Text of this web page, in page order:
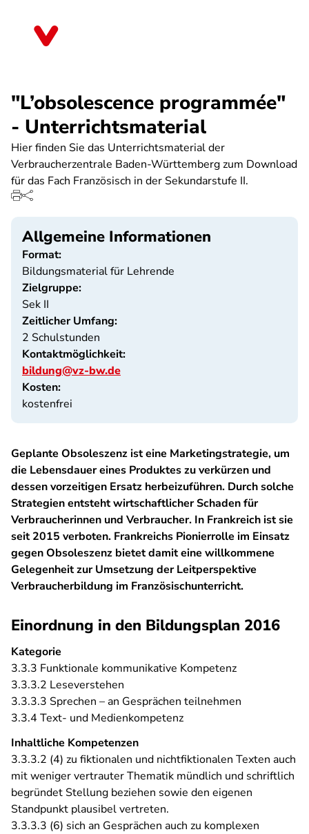
"L’obsolescence programmée"
- Unterrichtsmaterial
Hier finden Sie das Unterrichtsmaterial der
Verbraucherzentrale Baden-Württemberg zum Download
für das Fach Französisch in der Sekundarstufe II.
Allgemeine Informationen
Format:
Bildungsmaterial für Lehrende
Zielgruppe:
Sek II
Zeitlicher Umfang:
2 Schulstunden
Kontaktmöglichkeit:
bildung@vz-bw.de
Kosten:
kostenfrei
Geplante Obsoleszenz ist eine Marketingstrategie, um
die Lebensdauer eines Produktes zu verkürzen und
dessen vorzeitigen Ersatz herbeizuführen. Durch solche
Strategien entsteht wirtschaftlicher Schaden für
Verbraucherinnen und Verbraucher. In Frankreich ist sie
seit 2015 verboten. Frankreichs Pionierrolle im Einsatz
gegen Obsoleszenz bietet damit eine willkommene
Gelegenheit zur Umsetzung der Leitperspektive
Verbraucherbildung im Französischunterricht.
Einordnung in den Bildungsplan 2016
Kategorie
3.3.3 Funktionale kommunikative Kompetenz
3.3.3.2 Leseverstehen
3.3.3.3 Sprechen – an Gesprächen teilnehmen
3.3.4 Text- und Medienkompetenz
Inhaltliche Kompetenzen
3.3.3.2 (4) zu fiktionalen und nichtfiktionalen Texten auch
mit weniger vertrauter Thematik mündlich und schriftlich
begründet Stellung beziehen sowie den eigenen
Standpunkt plausibel vertreten.
3.3.3.3 (6) sich an Gesprächen auch zu komplexen